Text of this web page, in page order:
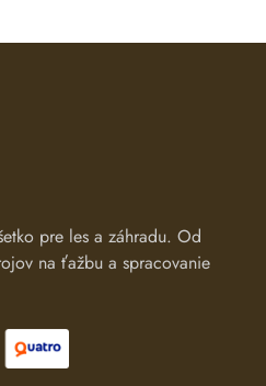
pre les a záhradu. Od
na ťažbu a spracovanie